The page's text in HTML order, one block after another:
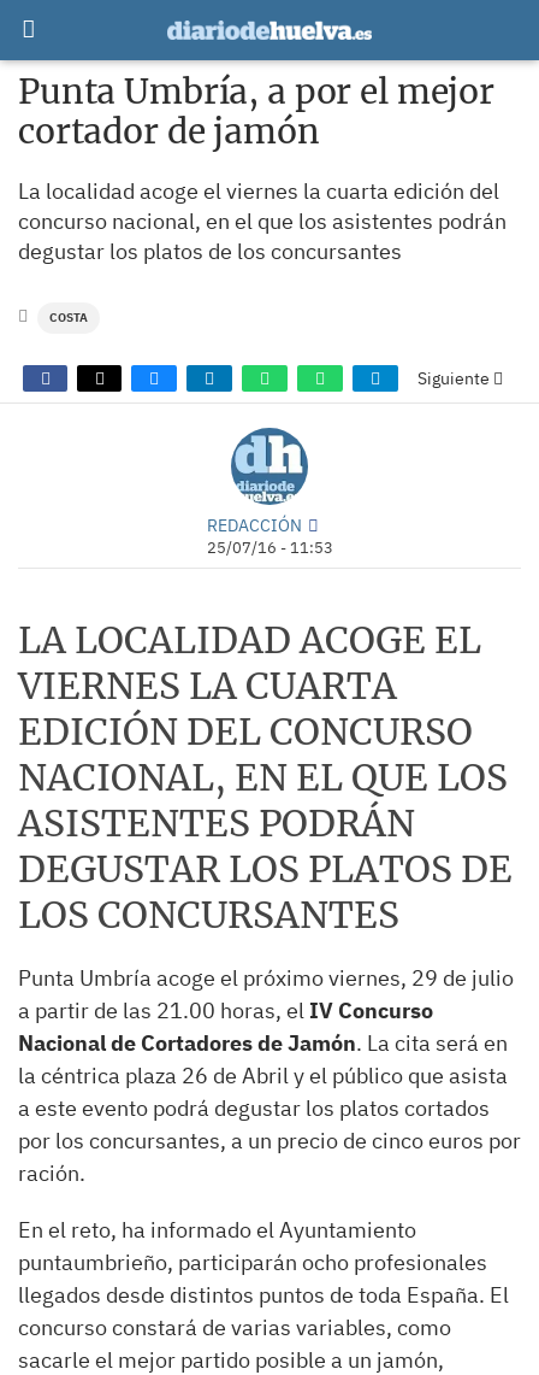
Punta Umbría, a por el mejor
cortador de jamón
La localidad acoge el viernes la cuarta edición del
concurso nacional, en el que los asistentes podrán
degustar los platos de los concursantes
COSTA
Siguiente
REDACCIÓN
25/07/16 - 11:53
LA LOCALIDAD ACOGE EL
VIERNES LA CUARTA
EDICIÓN DEL CONCURSO
NACIONAL, EN EL QUE LOS
ASISTENTES PODRÁN
DEGUSTAR LOS PLATOS DE
LOS CONCURSANTES
Punta Umbría acoge el próximo viernes, 29 de julio
a partir de las 21.00 horas, el IV Concurso
Nacional de Cortadores de Jamón. La cita será en
la céntrica plaza 26 de Abril y el público que asista
a este evento podrá degustar los platos cortados
por los concursantes, a un precio de cinco euros por
ración.
En el reto, ha informado el Ayuntamiento
puntaumbrieño, participarán ocho profesionales
llegados desde distintos puntos de toda España. El
concurso constará de varias variables, como
sacarle el mejor partido posible a un jamón,